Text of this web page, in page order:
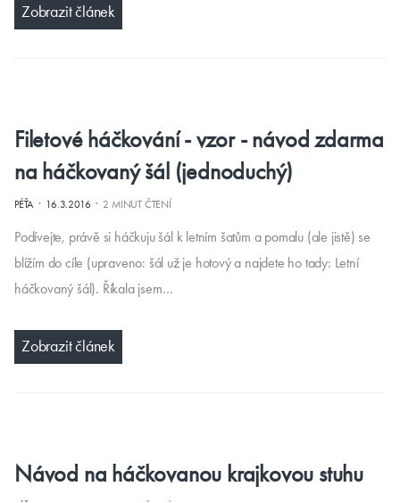
Zobrazit článek
Filetové háčkování - vzor - návod zdarma
na háčkovaný šál (jednoduchý)
PÉŤA· 16.3.2016· 2 MINUT ČTENÍ
Podívejte, právě si háčkuju šál k letním šatům a pomalu (ale jistě) se
blížím do cíle (upraveno: šál už je hotový a najdete ho tady: Letní
háčkovaný šál). Říkala jsem…
Zobrazit článek
Návod na háčkovanou krajkovou stuhu